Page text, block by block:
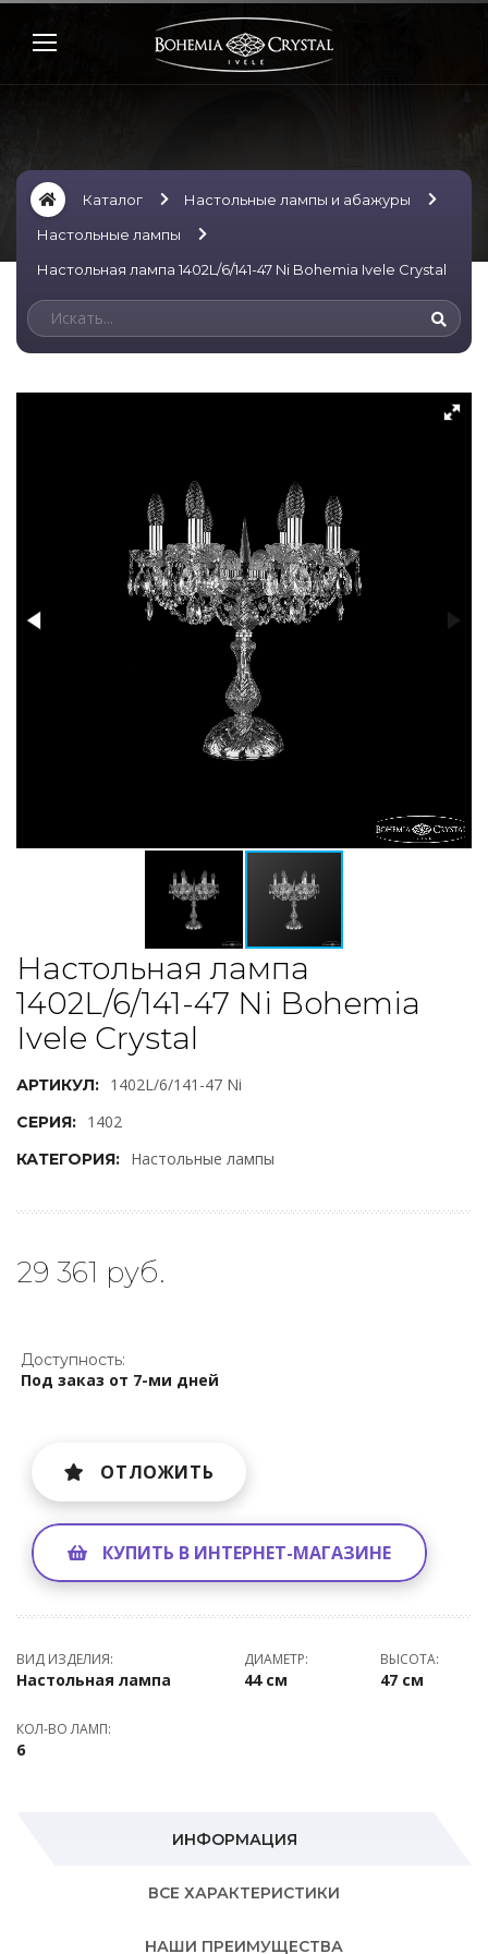
Каталог
Настольные лампы и абажуры
Настольные лампы
Настольная лампа 1402L/6/141-47 Ni Bohemia Ivele Crystal
Настольная лампа
1402L/6/141-47 Ni Bohemia
Ivele Crystal
АРТИКУЛ: 1402L/6/141-47 Ni
СЕРИЯ: 1402
КАТЕГОРИЯ: Настольные лампы
29 361 руб.
Доступность:
Под заказ от 7-ми дней
ОТЛОЖИТЬ
КУПИТЬ В ИНТЕРНЕТ-МАГАЗИНЕ
ВИД ИЗДЕЛИЯ:
Настольная лампа
ДИАМЕТР:
44 см
ВЫСОТА:
47 см
КОЛ-ВО ЛАМП:
6
ИНФОРМАЦИЯ
ВСЕ ХАРАКТЕРИСТИКИ
НАШИ ПРЕИМУЩЕСТВА